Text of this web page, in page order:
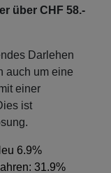
über CHF 58.-
Darlehen
auch um eine
einer
ist
6.9%
31.9%